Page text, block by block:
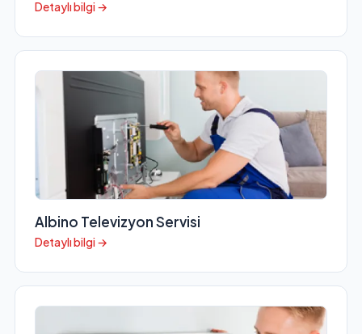
Detaylı bilgi →
Albino Televizyon Servisi
Detaylı bilgi →